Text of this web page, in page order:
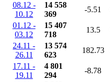
08.12 -
10.12
14 558
369
-5.51
01.12 -
03.12
15 407
718
13.5
24.11 -
26.11
13 574
623
182.73
17.11 -
19.11
4 801
294
-8.78